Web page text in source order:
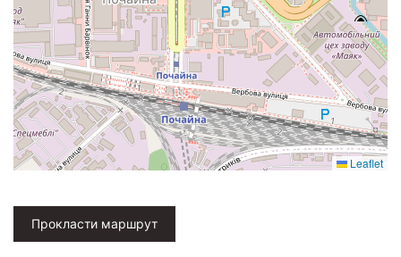
Leaflet
Прокласти маршрут